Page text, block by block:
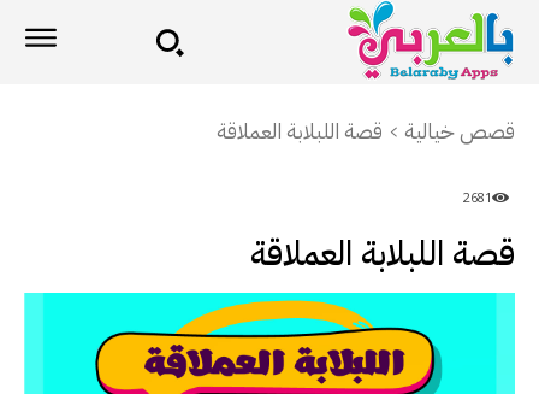
قصص خيالية قصة اللبلابة العملاقة
2681
قصة اللبلابة العملاقة